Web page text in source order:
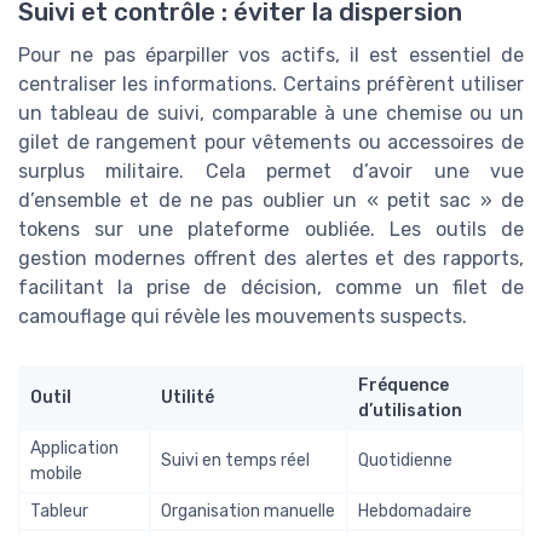
Suivi et contrôle : éviter la dispersion
Pour ne pas éparpiller vos actifs, il est essentiel de
centraliser les informations. Certains préfèrent utiliser
un tableau de suivi, comparable à une chemise ou un
gilet de rangement pour vêtements ou accessoires de
surplus militaire. Cela permet d’avoir une vue
d’ensemble et de ne pas oublier un « petit sac » de
tokens sur une plateforme oubliée. Les outils de
gestion modernes offrent des alertes et des rapports,
facilitant la prise de décision, comme un filet de
camouflage qui révèle les mouvements suspects.
Outil Utilité
Fréquence
d’utilisation
Application
mobile
Suivi en temps réel Quotidienne
Tableur Organisation manuelle Hebdomadaire